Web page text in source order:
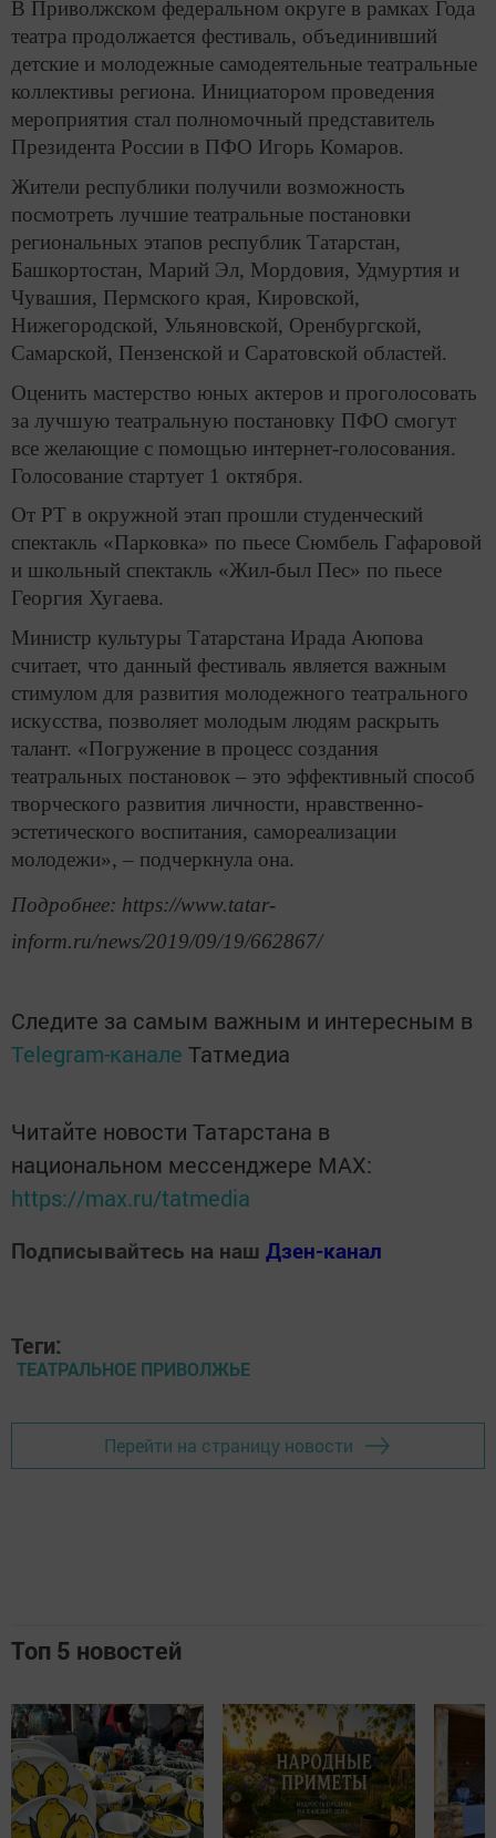
В Приволжском федеральном округе в рамках Года
театра продолжается фестиваль, объединивший
детские и молодежные самодеятельные театральные
коллективы региона. Инициатором проведения
мероприятия стал полномочный представитель
Президента России в ПФО Игорь Комаров.
Жители республики получили возможность
посмотреть лучшие театральные постановки
региональных этапов республик Татарстан,
Башкортостан, Марий Эл, Мордовия, Удмуртия и
Чувашия, Пермского края, Кировской,
Нижегородской, Ульяновской, Оренбургской,
Самарской, Пензенской и Саратовской областей.
Оценить мастерство юных актеров и проголосовать
за лучшую театральную постановку ПФО смогут
все желающие с помощью интернет-голосования.
Голосование стартует 1 октября.
От РТ в окружной этап прошли студенческий
спектакль «Парковка» по пьесе Сюмбель Гафаровой
и школьный спектакль «Жил-был Пес» по пьесе
Георгия Хугаева.
Министр культуры Татарстана Ирада Аюпова
считает, что данный фестиваль является важным
стимулом для развития молодежного театрального
искусства, позволяет молодым людям раскрыть
талант. «Погружение в процесс создания
театральных постановок – это эффективный способ
творческого развития личности, нравственно-
эстетического воспитания, самореализации
молодежи», – подчеркнула она.
Подробнее: https://www.tatar-
inform.ru/news/2019/09/19/662867/
Следите за самым важным и интересным в
Telegram-канале Татмедиа
Читайте новости Татарстана в
национальном мессенджере MАХ:
https://max.ru/tatmedia
Подписывайтесь на наш Дзен-канал
Теги:
ТЕАТРАЛЬНОЕ ПРИВОЛЖЬЕ
Перейти на страницу новости
Топ 5 новостей